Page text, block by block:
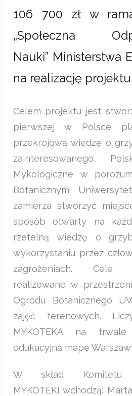
106 700 zł w
„Społeczna
Nauki” Ministerstwa
na realizację projektu
Celem projektu jest
pierwszej w Polsce
przekrojową wiedzę o
zainteresowanego.
Mykologiczne w
Botanicznym
zamierza stworzyć
sposób otwarty na
rzetelną wiedzę o
wykorzystaniu przez
zagrożeniach. Cele
realizowane w
Ogrodu Botanicznego
zajęć terenowych.
MYKOTEKA na
edukacyjną mapę
W skład Komitetu
MYKOTEKI wchodzą: